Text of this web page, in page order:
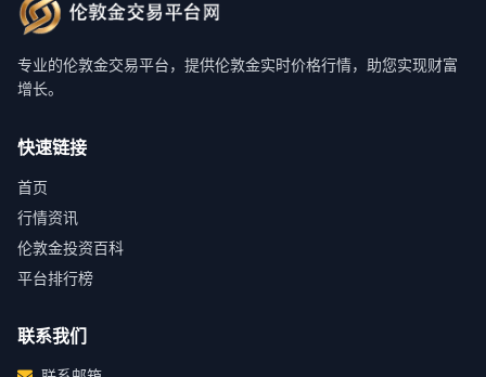
专业的伦敦金交易平台，提供伦敦金实时价格行情，助您实现财富
增长。
快速链接
首页
行情资讯
伦敦金投资百科
平台排行榜
联系我们